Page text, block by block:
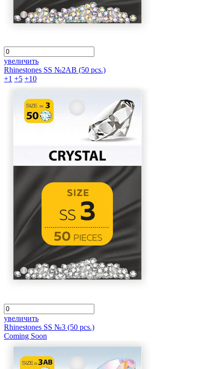
увеличить
Rhinestones SS №2АВ (50 pcs.)
+1 +5 +10
увеличить
Rhinestones SS №3 (50 pcs.)
Coming Soon